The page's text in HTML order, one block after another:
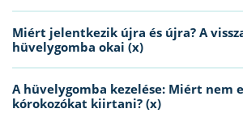
Miért jelentkezik újra és újra? A
hüvelygomba okai (x)
A hüvelygomba kezelése: Miért nem
kórokozókat kiirtani? (x)